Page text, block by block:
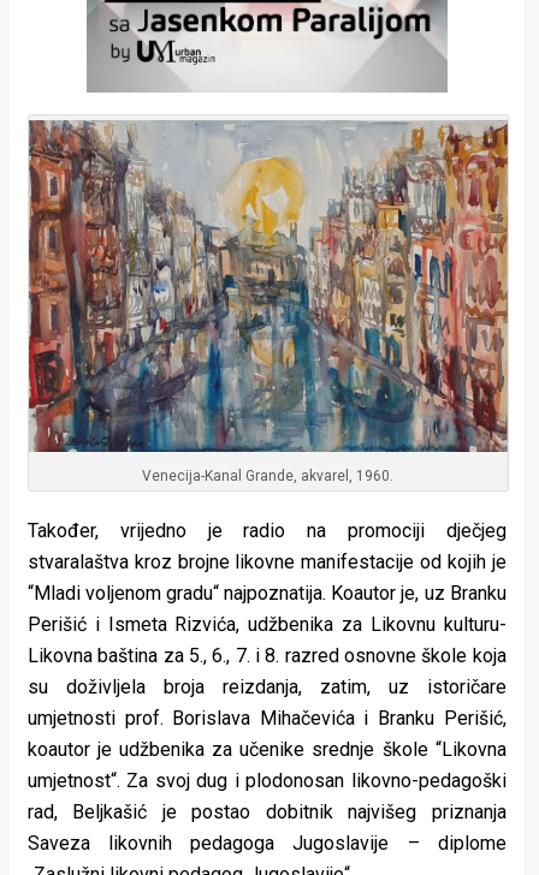
Venecija-Kanal Grande, akvarel, 1960.
Također, vrijedno je radio na promociji dječjeg
stvaralaštva kroz brojne likovne manifestacije od kojih je
“Mladi voljenom gradu“ najpoznatija. Koautor je, uz Branku
Perišić i Ismeta Rizvića, udžbenika za Likovnu kulturu-
Likovna baština za 5., 6., 7. i 8. razred osnovne škole koja
su doživljela broja reizdanja, zatim, uz istoričare
umjetnosti prof. Borislava Mihačevića i Branku Perišić,
koautor je udžbenika za učenike srednje škole “Likovna
umjetnost“. Za svoj dug i plodonosan likovno-pedagoški
rad, Beljkašić je postao dobitnik najvišeg priznanja
Saveza likovnih pedagoga Jugoslavije – diplome